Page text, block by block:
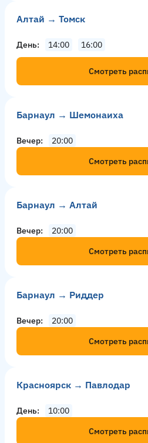
Алтай → Томск
День 14:00 16:00
Смотреть
Барнаул → Шемонаиха
Вечер
20:00
Смотреть
Барнаул → Алтай
Вечер
20:00
Смотреть
Барнаул → Риддер
Вечер
20:00
Смотреть
Красноярск → Павлодар
День
10:00
Смотреть